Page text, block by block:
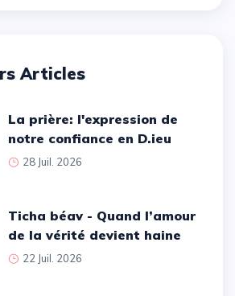
Articles
La prière: l'expression de
notre confiance en D.ieu
28 Juil. 2026
Ticha béav - Quand l’amour
de la vérité devient haine
22 Juil. 2026